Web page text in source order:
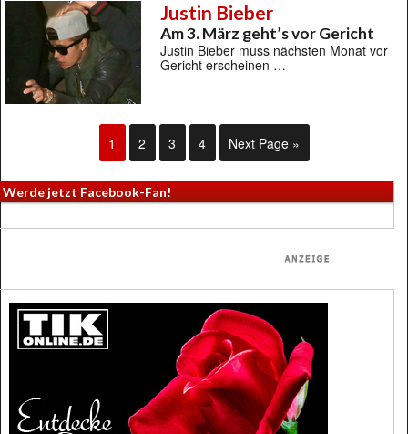
Justin Bieber
Am 3. März geht’s vor Gericht
Justin Bieber muss nächsten Monat vor
Gericht erscheinen …
1 2 3 4 Next Page »
Werde jetzt Facebook-Fan!